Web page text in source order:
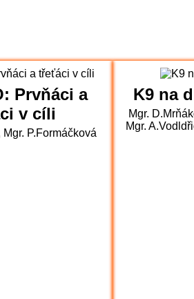
mozaika –
i nesportovci (6.B)
stříbro z
Prvňáci a
v cíli
Mgr. P.Formáčková
K9 na
Mgr.
Mgr.